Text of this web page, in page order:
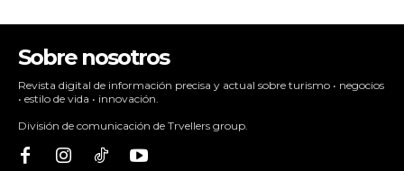
Sobre nosotros
Revista digital de información precisa y actual sobre turismo • negocios
• estilo de vida • innovación.
División de comunicación de Trvellers group.